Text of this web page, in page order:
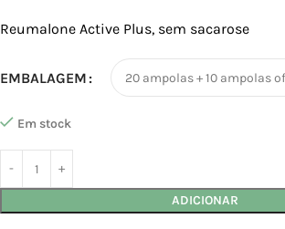
Reumalone Active Plus, sem sacarose
EMBALAGEM
Em stock
ADICIONAR